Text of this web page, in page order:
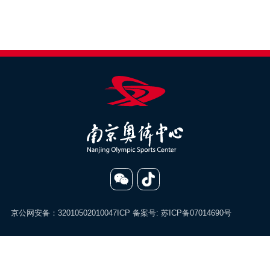
京公网安备：32010502010047ICP 备案号: 苏ICP备07014690号